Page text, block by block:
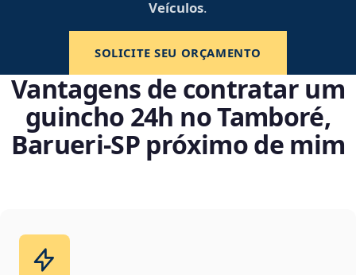
Veículos.
SOLICITE SEU ORÇAMENTO
Vantagens de contratar um
guincho 24h no Tamboré,
Barueri‑SP próximo de mim